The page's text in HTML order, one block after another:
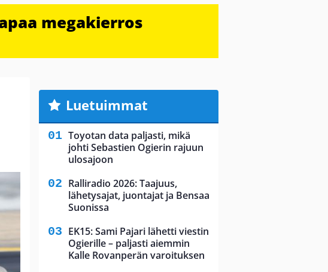
megakierros
Luetuimmat
Toyotan data paljasti, mikä
johti Sebastien Ogierin rajuun
ulosajoon
Ralliradio 2026: Taajuus,
lähetysajat, juontajat ja Bensaa
Suonissa
EK15: Sami Pajari lähetti viestin
Ogierille – paljasti aiemmin
Kalle Rovanperän varoituksen